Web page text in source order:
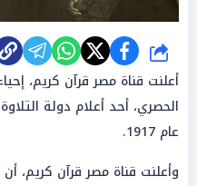
شارك
أعلنت قناة مصر قرآن كريم،
عام 1917.
وأعلنت قناة مصر قرآن كريم،